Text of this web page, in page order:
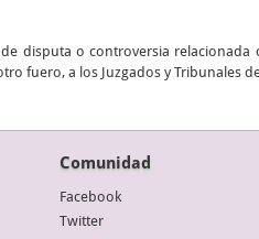
disputa o controversia
fuero, a los Juzgados y Tribunales
Comunidad
Facebook
Twitter